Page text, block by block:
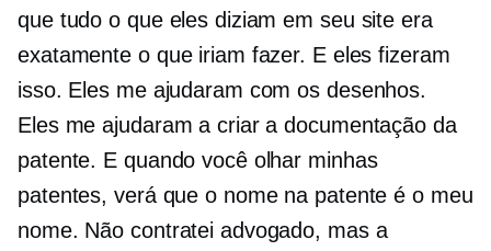
que tudo o que eles diziam em seu site era
exatamente o que iriam fazer. E eles fizeram
isso. Eles me ajudaram com os desenhos.
Eles me ajudaram a criar a documentação da
patente. E quando você olhar minhas
patentes, verá que o nome na patente é o meu
nome. Não contratei advogado, mas a